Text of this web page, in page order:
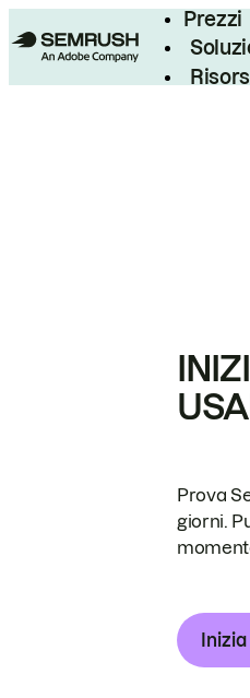
Prezzi
Prova
giorni.